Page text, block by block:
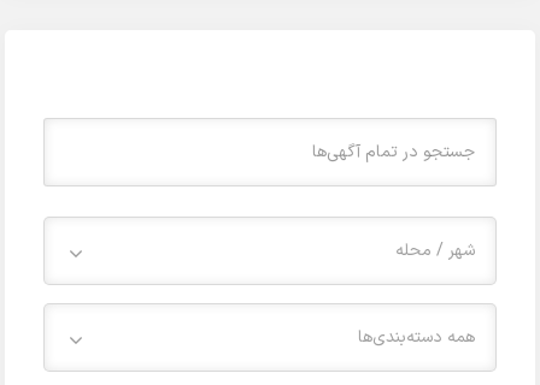
شهر / محله
همه دسته‌بندی‌ها